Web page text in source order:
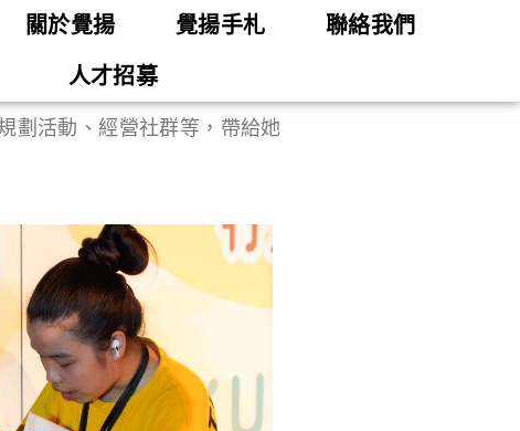
關於覺揚 覺揚手札 聯絡我們
人才招募
劃活動、經營社群等，帶給她